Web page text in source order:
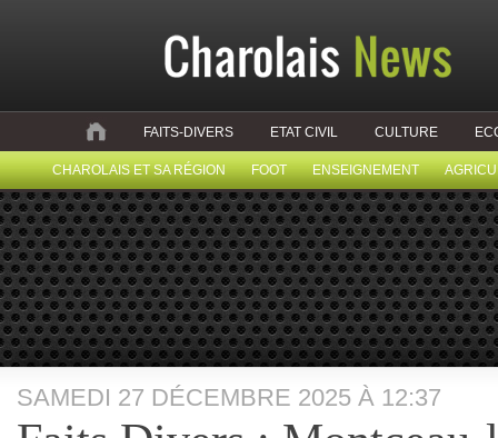
FAITS-DIVERS ETAT CIVIL CULTURE
CHAROLAIS ET SA RÉGION FOOT ENSEIGNEMENT
SAMEDI 27 DÉCEMBRE 2025 À 12:37